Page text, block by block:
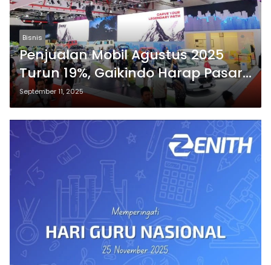
Bisnis
Penjualan Mobil Agustus 2025
Turun 19%, Gaikindo Harap Pasar
Pulih Akhir Tahun
September 11, 2025